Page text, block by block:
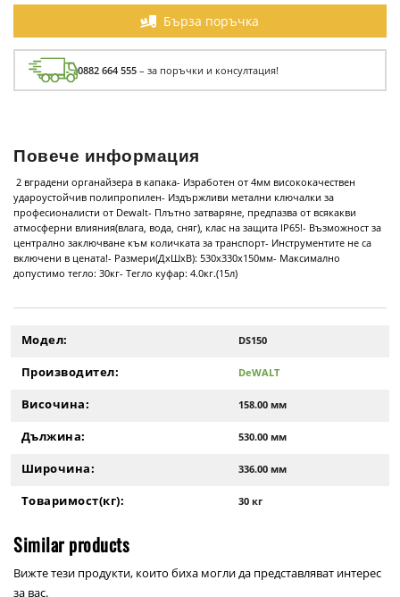
Бърза поръчка
0882 664 555 – за поръчки и консултация!
Повече информация
2 вградени органайзера в капака- Изработен от 4мм висококачествен
удароустойчив полипропилен- Издържливи метални ключалки за
професионалисти от Dewalt- Плътно затваряне, предпазва от всякакви
атмосферни влияния(влага, вода, сняг), клас на защита IP65!- Възможност за
централно заключване към количката за транспорт- Инструментите не са
включени в цената!- Размери(ДхШхВ): 530х330х150мм- Максимално
допустимо тегло: 30кг- Тегло куфар: 4.0кг.(15л)
Модел: DS150
Производител: DeWALT
Височина: 158.00 мм
Дължина: 530.00 мм
Широчина: 336.00 мм
Товаримост(кг): 30 кг
Similar products
Вижте тези продукти, които биха могли да представляват интерес
за вас.